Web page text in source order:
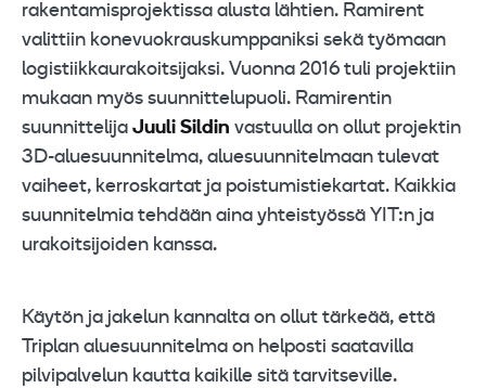
rakentamisprojektissa alusta lähtien. Ramirent
valittiin konevuokrauskumppaniksi sekä työmaan
logistiikkaurakoitsijaksi. Vuonna 2016 tuli projektiin
mukaan myös suunnittelupuoli. Ramirentin
suunnittelija Juuli Sildin vastuulla on ollut projektin
3D-aluesuunnitelma, aluesuunnitelmaan tulevat
vaiheet, kerroskartat ja poistumistiekartat. Kaikkia
suunnitelmia tehdään aina yhteistyössä YIT:n ja
urakoitsijoiden kanssa.
Käytön ja jakelun kannalta on ollut tärkeää, että
Triplan aluesuunnitelma on helposti saatavilla
pilvipalvelun kautta kaikille sitä tarvitseville.